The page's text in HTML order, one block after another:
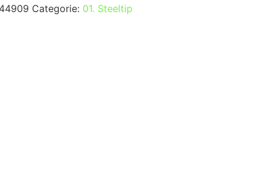
Categorie: 01. Steeltip